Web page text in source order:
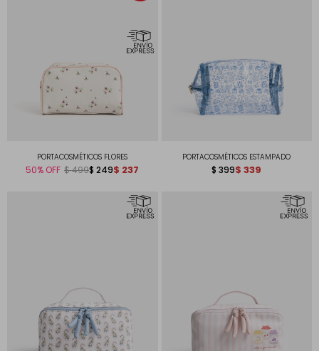
PORTACOSMÉTICOS FLORES
50 $ 249
$499 $ 237
PORTACOSMÉTICOS ESTAMPADO
$ 399$ 339